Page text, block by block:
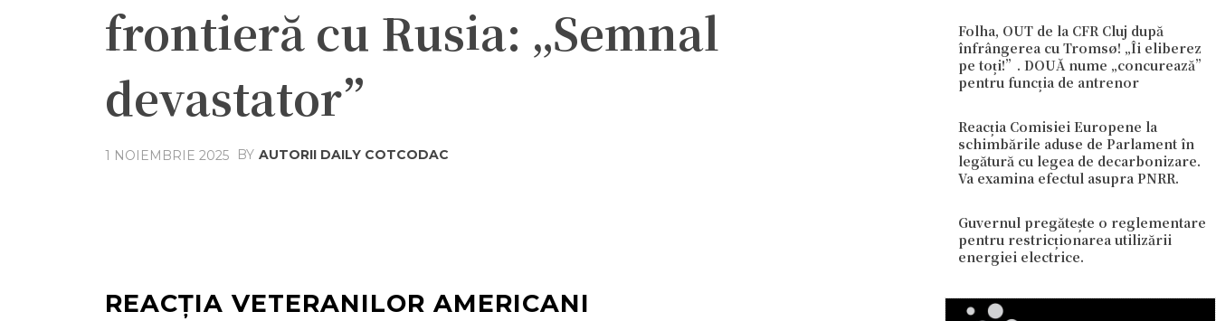
frontieră cu Rusia: „Semnal
devastator”
1 NOIEMBRIE 2025 BY AUTORII DAILY COTCODAC
REACȚIA VETERANILOR AMERICANI
Folha, OUT de la CFR Cluj după
înfrângerea cu Tromsø! „Îi eliberez
pe toți!”. DOUĂ nume „concurează”
pentru funcția de antrenor
Reacția Comisiei Europene la
schimbările aduse de Parlament în
legătură cu legea de decarbonizare.
Va examina efectul asupra PNRR.
Guvernul pregătește o reglementare
pentru restricționarea utilizării
energiei electrice.